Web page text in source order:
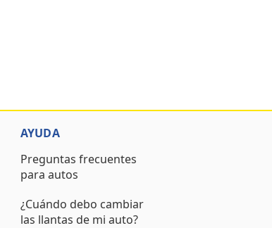
AYUDA
Preguntas frecuentes
para autos
¿Cuándo debo cambiar
las llantas de mi auto?